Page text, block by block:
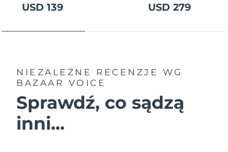
USD 139 USD 279
NIEZALEŻNE RECENZJE
WG
BAZAAR VOICE
Sprawdź, co sądzą
inni...